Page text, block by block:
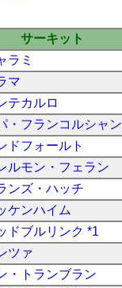
サーキット
ラミ
マ
テカルロ
・フランコルシャン
ドフォールト
ルモン・フェラン
ンズ・ハッチ
ケンハイム
ドブルリンク *1
ツァ
・トランブラン